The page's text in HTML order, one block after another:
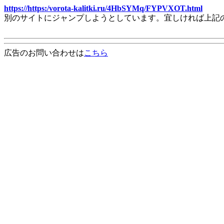
https://https:/vorota-kalitki.ru/4HbSYMq/FYPVXOT.html
別のサイトにジャンプしようとしています。宜しければ上
広告のお問い合わせはこちら